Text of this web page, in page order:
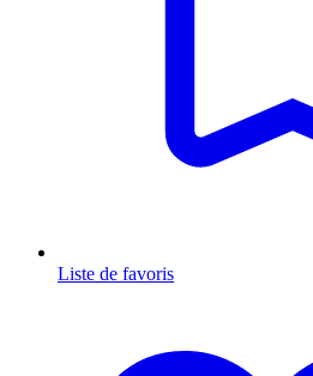
Liste de favoris